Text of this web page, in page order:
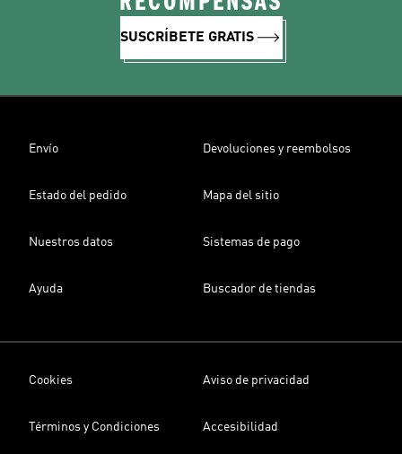
SUSCRÍBETE GRATIS
Envío Devoluciones y reembolsos
Estado del pedido Mapa del sitio
Nuestros datos Sistemas de pago
Ayuda Buscador de tiendas
Cookies Aviso de privacidad
Términos y Condiciones Accesibilidad